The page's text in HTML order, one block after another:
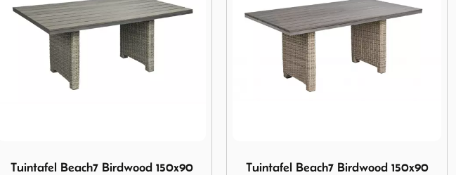
Tuintafel Beach7 Birdwood 150x90
Loungeset Beach7 Garden Deals